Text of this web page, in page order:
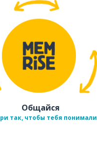
Общайся
так, чтобы тебя понимали